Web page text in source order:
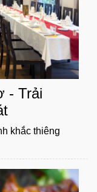
- Trải
khắc thiêng